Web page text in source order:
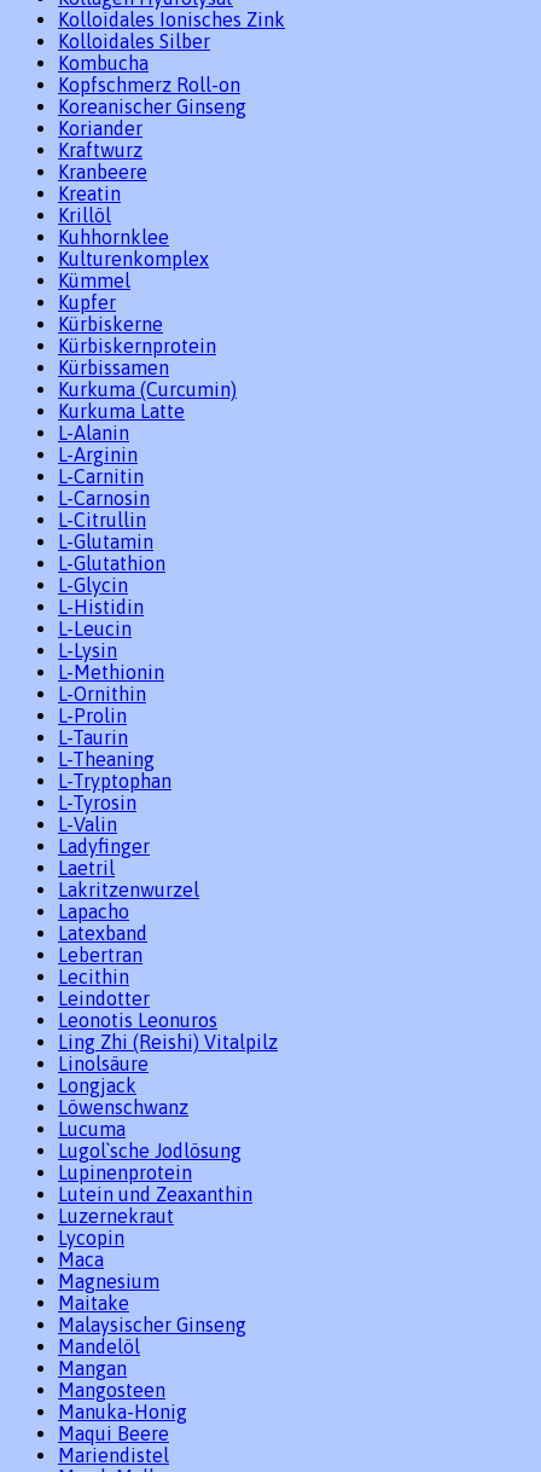
Kolloidales Ionisches Zink
Kolloidales Silber
Kombucha
Kopfschmerz Roll-on
Koreanischer Ginseng
Koriander
Kraftwurz
Kranbeere
Kreatin
Krillöl
Kuhhornklee
Kulturenkomplex
Kümmel
Kupfer
Kürbiskerne
Kürbiskernprotein
Kürbissamen
Kurkuma (Curcumin)
Kurkuma Latte
L-Alanin
L-Arginin
L-Carnitin
L-Carnosin
L-Citrullin
L-Glutamin
L-Glutathion
L-Glycin
L-Histidin
L-Leucin
L-Lysin
L-Methionin
L-Ornithin
L-Prolin
L-Taurin
L-Theaning
L-Tryptophan
L-Tyrosin
L-Valin
Ladyfinger
Laetril
Lakritzenwurzel
Lapacho
Latexband
Lebertran
Lecithin
Leindotter
Leonotis Leonuros
Ling Zhi (Reishi) Vitalpilz
Linolsäure
Longjack
Löwenschwanz
Lucuma
Lugol`sche Jodlösung
Lupinenprotein
Lutein und Zeaxanthin
Luzernekraut
Lycopin
Maca
Magnesium
Maitake
Malaysischer Ginseng
Mandelöl
Mangan
Mangosteen
Manuka-Honig
Maqui Beere
Mariendistel